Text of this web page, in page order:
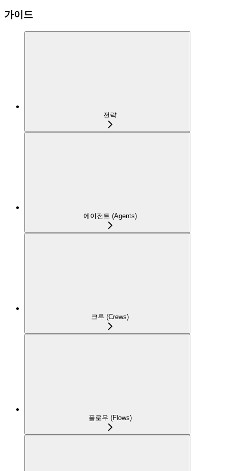
가이드
전략
에이전트 (Agents)
크루 (Crews)
플로우 (Flows)